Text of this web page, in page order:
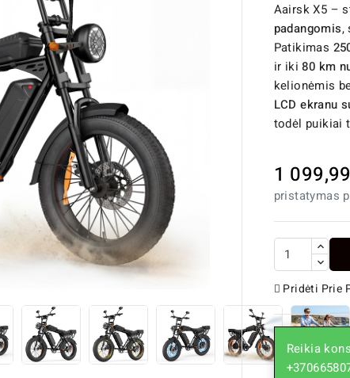

Aairsk X5 –
padangomis,
Patikimas
ir iki80 km
kelionėmis
LCD ekranu
todėl puikiai
1
pristatymas
Pridėti Prie
Reikia